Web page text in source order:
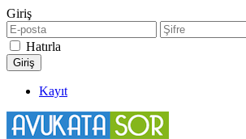
Giriş
Hatırla
Kayıt